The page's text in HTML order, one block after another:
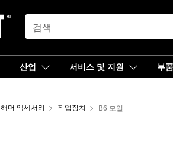
SEARCH
산업 서비스 및 지원 부품
해머 액세서리 작업장치 B6 모일